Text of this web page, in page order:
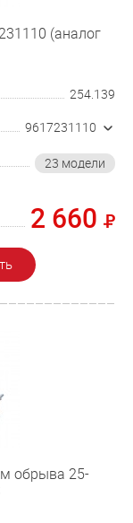
(аналог
254.139
9617231110
23 модели
2 660
обрыва 25-